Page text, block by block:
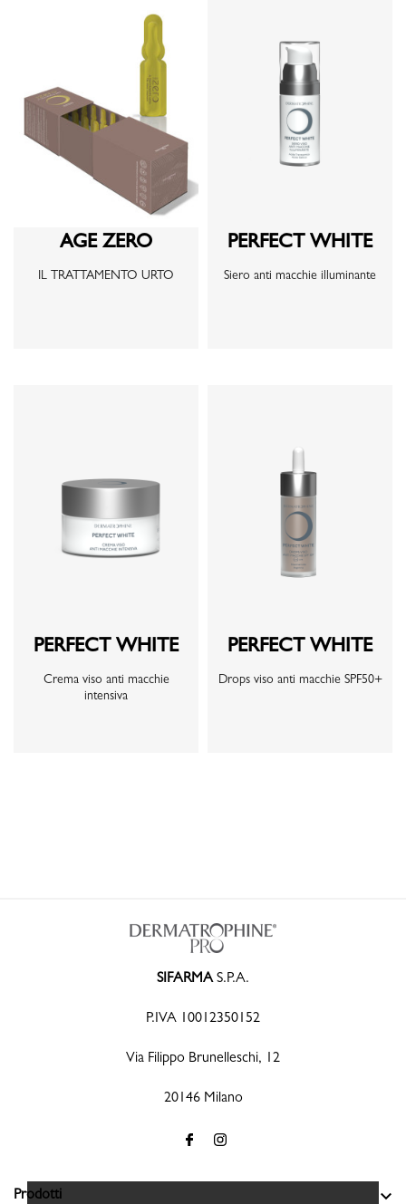
AGE ZERO
IL TRATTAMENTO URTO
PERFECT WHITE
Siero anti macchie illuminante
PERFECT WHITE
Crema viso anti macchie
intensiva
PERFECT WHITE
Drops viso anti macchie SPF50+
SIFARMAS.P.A.
P.IVA 10012350152
Via Filippo Brunelleschi, 12
20146 Milano
Prodotti 